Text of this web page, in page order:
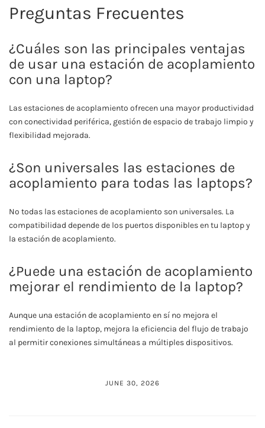
Preguntas Frecuentes
¿Cuáles son las principales ventajas
de usar una estación de acoplamiento
con una laptop?
Las estaciones de acoplamiento ofrecen una mayor productividad
con conectividad periférica, gestión de espacio de trabajo limpio y
flexibilidad mejorada.
¿Son universales las estaciones de
acoplamiento para todas las laptops?
No todas las estaciones de acoplamiento son universales. La
compatibilidad depende de los puertos disponibles en tu laptop y
la estación de acoplamiento.
¿Puede una estación de acoplamiento
mejorar el rendimiento de la laptop?
Aunque una estación de acoplamiento en sí no mejora el
rendimiento de la laptop, mejora la eficiencia del flujo de trabajo
al permitir conexiones simultáneas a múltiples dispositivos.
JUNE 30, 2026